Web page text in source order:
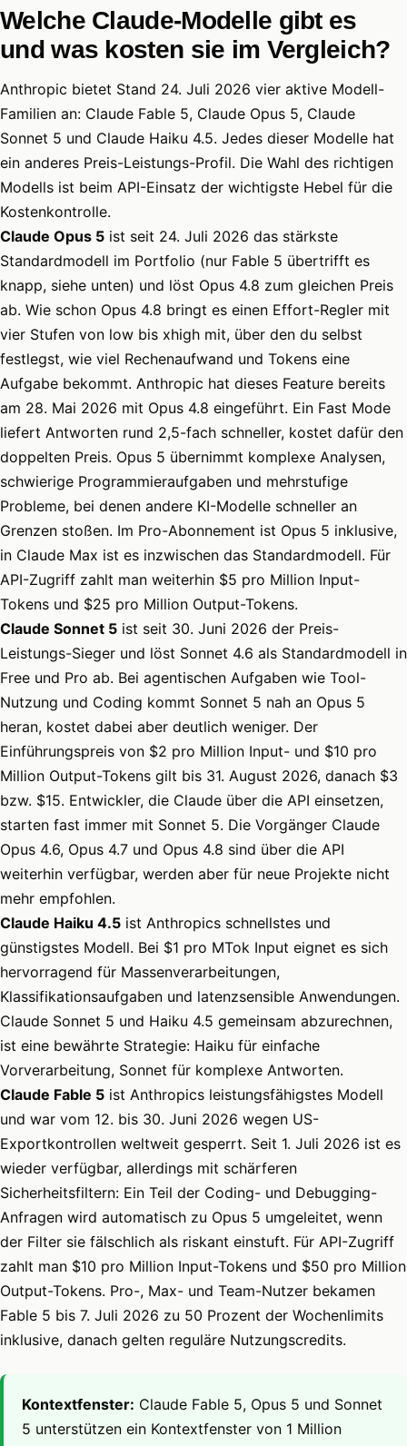
Welche Claude-Modelle gibt es
und was kosten sie im Vergleich?
Anthropic bietet Stand 24. Juli 2026 vier aktive Modell-
Familien an: Claude Fable 5, Claude Opus 5, Claude
Sonnet 5 und Claude Haiku 4.5. Jedes dieser Modelle hat
ein anderes Preis-Leistungs-Profil. Die Wahl des richtigen
Modells ist beim API-Einsatz der wichtigste Hebel für die
Kostenkontrolle.
Claude Opus 5 ist seit 24. Juli 2026 das stärkste
Standardmodell im Portfolio (nur Fable 5 übertrifft es
knapp, siehe unten) und löst Opus 4.8 zum gleichen Preis
ab. Wie schon Opus 4.8 bringt es einen Effort-Regler mit
vier Stufen von low bis xhigh mit, über den du selbst
festlegst, wie viel Rechenaufwand und Tokens eine
Aufgabe bekommt. Anthropic hat dieses Feature bereits
am 28. Mai 2026 mit Opus 4.8 eingeführt. Ein Fast Mode
liefert Antworten rund 2,5-fach schneller, kostet dafür den
doppelten Preis. Opus 5 übernimmt komplexe Analysen,
schwierige Programmieraufgaben und mehrstufige
Probleme, bei denen andere KI-Modelle schneller an
Grenzen stoßen. Im Pro-Abonnement ist Opus 5 inklusive,
in Claude Max ist es inzwischen das Standardmodell. Für
API-Zugriff zahlt man weiterhin $5 pro Million Input-
Tokens und $25 pro Million Output-Tokens.
Claude Sonnet 5 ist seit 30. Juni 2026 der Preis-
Leistungs-Sieger und löst Sonnet 4.6 als Standardmodell in
Free und Pro ab. Bei agentischen Aufgaben wie Tool-
Nutzung und Coding kommt Sonnet 5 nah an Opus 5
heran, kostet dabei aber deutlich weniger. Der
Einführungspreis von $2 pro Million Input- und $10 pro
Million Output-Tokens gilt bis 31. August 2026, danach $3
bzw. $15. Entwickler, die Claude über die API einsetzen,
starten fast immer mit Sonnet 5. Die Vorgänger Claude
Opus 4.6, Opus 4.7 und Opus 4.8 sind über die API
weiterhin verfügbar, werden aber für neue Projekte nicht
mehr empfohlen.
Claude Haiku 4.5 ist Anthropics schnellstes und
günstigstes Modell. Bei $1 pro MTok Input eignet es sich
hervorragend für Massenverarbeitungen,
Klassifikationsaufgaben und latenzsensible Anwendungen.
Claude Sonnet 5 und Haiku 4.5 gemeinsam abzurechnen,
ist eine bewährte Strategie: Haiku für einfache
Vorverarbeitung, Sonnet für komplexe Antworten.
Claude Fable 5 ist Anthropics leistungsfähigstes Modell
und war vom 12. bis 30. Juni 2026 wegen US-
Exportkontrollen weltweit gesperrt. Seit 1. Juli 2026 ist es
wieder verfügbar, allerdings mit schärferen
Sicherheitsfiltern: Ein Teil der Coding- und Debugging-
Anfragen wird automatisch zu Opus 5 umgeleitet, wenn
der Filter sie fälschlich als riskant einstuft. Für API-Zugriff
zahlt man $10 pro Million Input-Tokens und $50 pro Million
Output-Tokens. Pro-, Max- und Team-Nutzer bekamen
Fable 5 bis 7. Juli 2026 zu 50 Prozent der Wochenlimits
inklusive, danach gelten reguläre Nutzungscredits.
Kontextfenster: Claude Fable 5, Opus 5 und Sonnet
5 unterstützen ein Kontextfenster von 1 Million